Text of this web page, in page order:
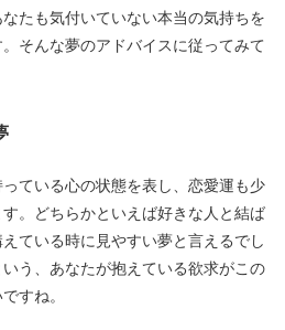
たも気付いていない本当の気持ちを
そんな夢のアドバイスに従ってみて
ている心の状態を表し、恋愛運も少
。どちらかといえば好きな人と結ば
ている時に見やすい夢と言えるでし
う、あなたが抱えている欲求がこの
すね。